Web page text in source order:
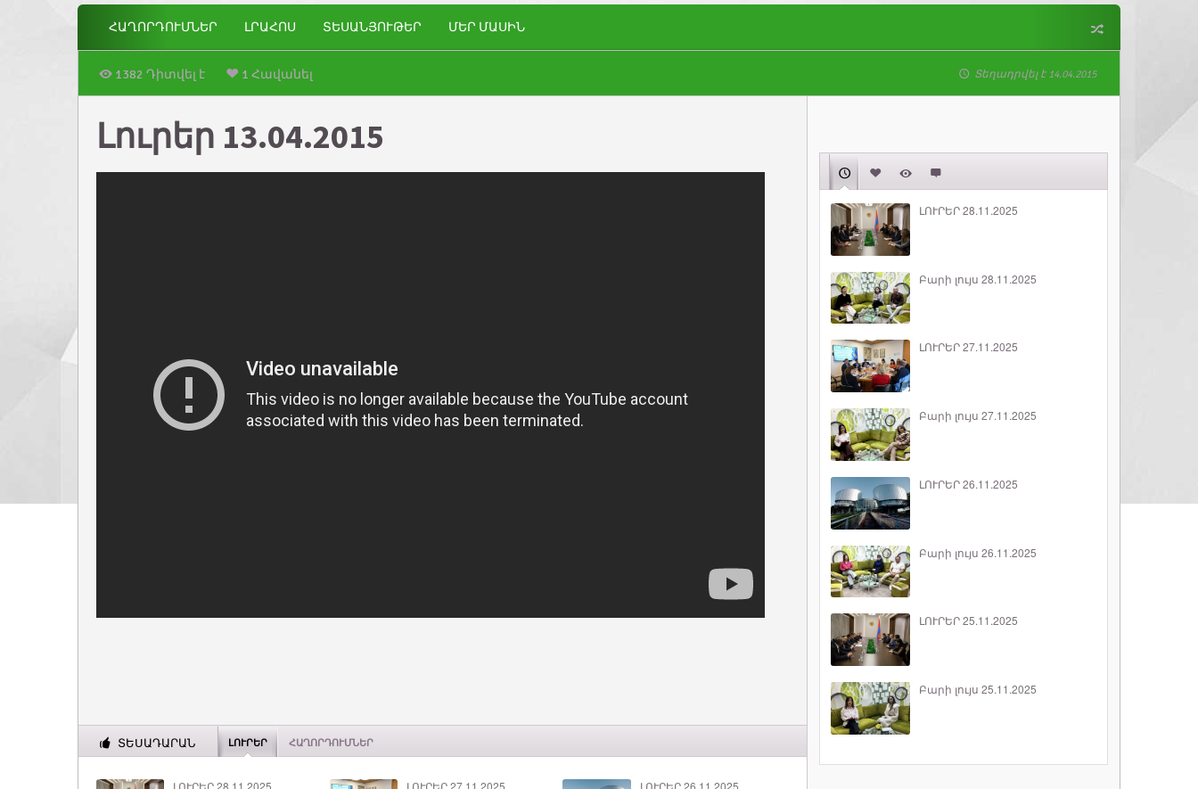
ՀԱՂՈՐԴՈՒՄՆԵՐ ԼՐԱՀՈՍ ՏԵՍԱՆՅՈՒԹԵՐ ՄԵՐ ՄԱՍԻՆ
1382 Դիտվել է 1 Հավանել Տեղադրվել է 14.04.2015
Լուրեր 13.04.2015
ՏԵՍԱԴԱՐԱՆ ԼՈՒՐԵՐ ՀԱՂՈՐԴՈՒՄՆԵՐ
ԼՈՒՐԵՐ 28.11.2025 ԼՈՒՐԵՐ 27.11.2025 ԼՈՒՐԵՐ 26.11.2025
ԼՈՒՐԵՐ 28.11.2025
Բարի լույս 28.11.2025
ԼՈՒՐԵՐ 27.11.2025
Բարի լույս 27.11.2025
ԼՈՒՐԵՐ 26.11.2025
Բարի լույս 26.11.2025
ԼՈՒՐԵՐ 25.11.2025
Բարի լույս 25.11.2025